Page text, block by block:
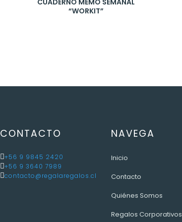
“WORKIT”
CONTACTO
+56 9 9845 2420
+56 9 3640 7989
contacto@regalaregalos.cl
NAVEGA
Inicio
Contacto
Quiénes Somos
Regalos Corporativos